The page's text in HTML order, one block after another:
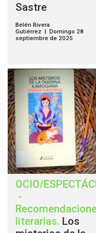
Sastre
Belén Rivera
Gutiérrez | Domingo 28
septiembre de 2025
OCIO/
-
literarias. Los